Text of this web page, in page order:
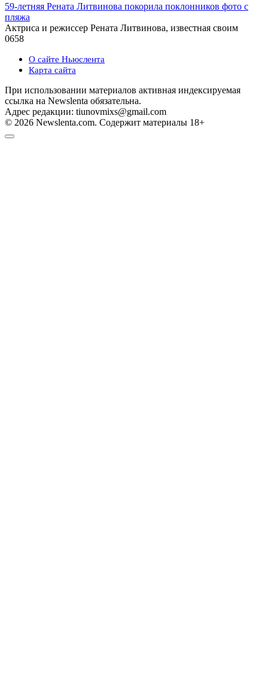
59-летняя Рената Литвинова покорила поклонников фото с
пляжа
Актриса и режиссер Рената Литвинова, известная своим
0658
О сайте Ньюслента
Карта сайта
При использовании материалов активная индексируемая
ссылка на Newslenta обязательна.
Адрес редакции: tiunovmixs@gmail.com
© 2026 Newslenta.com. Содержит материалы 18+